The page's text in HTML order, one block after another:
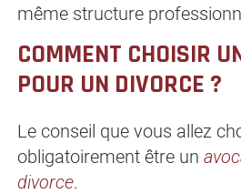
même structure
COMMENT CHOISIR
POUR UN DIVORCE ?
Le conseil que vous allez
obligatoirement être un
divorce.